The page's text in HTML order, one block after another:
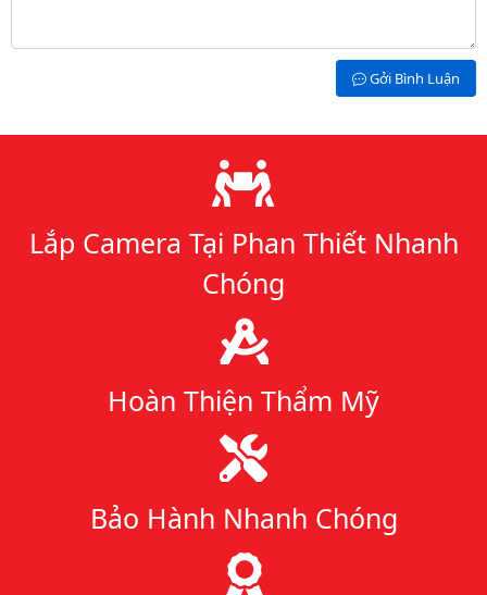
Gởi Bình Luận
Lý do chọn chúng tôi
Lắp Camera Tại Phan Thiết Nhanh
Chóng
Hoàn Thiện Thẩm Mỹ
Bảo Hành Nhanh Chóng